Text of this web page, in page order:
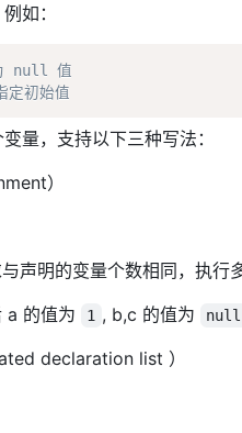
如：
null 值
定初始值
量，支持以下三种写法：
）
声明的变量个数相同，执行
a 的值为 1 , b,c 的值为 null
declaration list ）